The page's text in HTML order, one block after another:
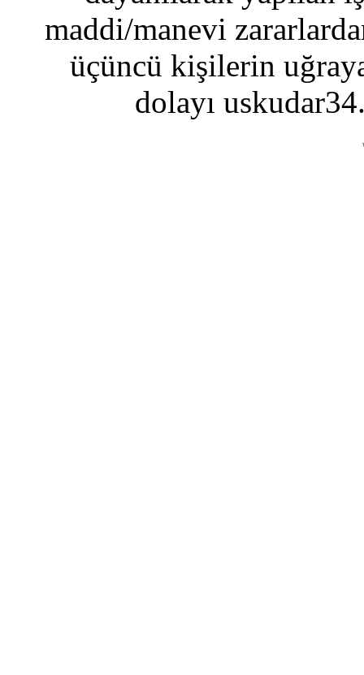
maddi/manevi
üçüncü kişilerin
dolayı